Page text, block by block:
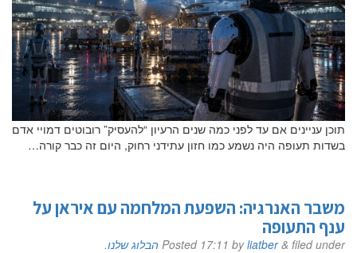
תוכן עניינים אם עד לפני כמה שנים הרעיון “להעסיק” רובוטים דמויי אדם
בשדות תעופה היה נשמע כמו חזון עתידני רחוק, היום זה כבר קורה…
משבר האנרגיה: השפעת המלחמה עם איראן על
ענף התעופה
Posted 17:11 byliatber & filed under הבלוג שלנו.